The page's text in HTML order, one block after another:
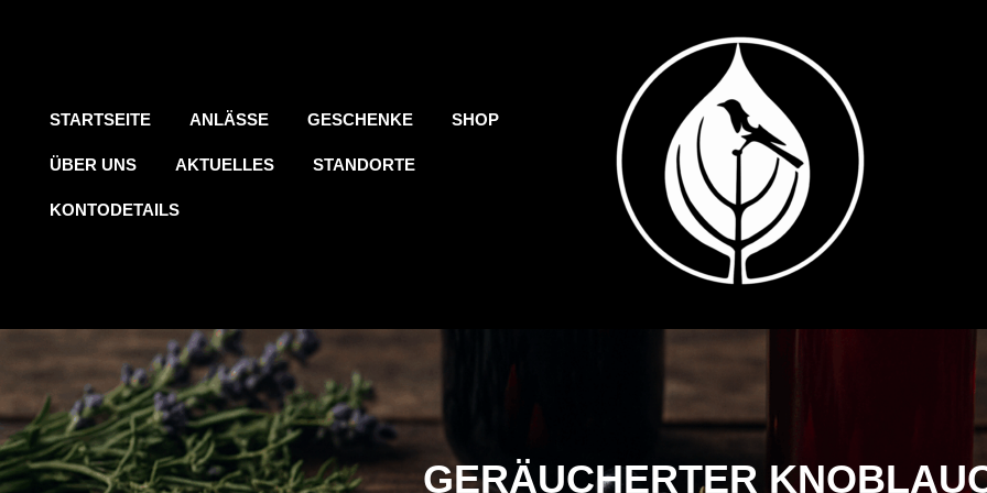
STARTSEITE ANLÄSSE GESCHENKE SHOP
ÜBER UNS AKTUELLES STANDORTE
KONTODETAILS
GERÄUCHERTER